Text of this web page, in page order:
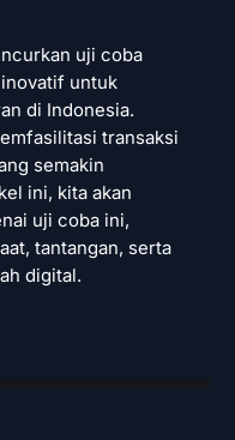
uji coba
untuk
di Indonesia.
transaksi
semakin
ini, kita akan
uji coba ini,
tantangan, serta
digital.